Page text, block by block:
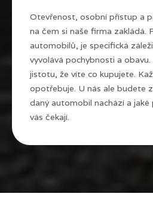
Otevřenost, osobní přístup a
na čem si naše firma zakládá.
automobilů, je specifická
vyvolává pochybnosti a
jistotu, že víte co kupujete.
opotřebuje. U nás ale budete
daný automobil nachází a jaké
vás čekají.